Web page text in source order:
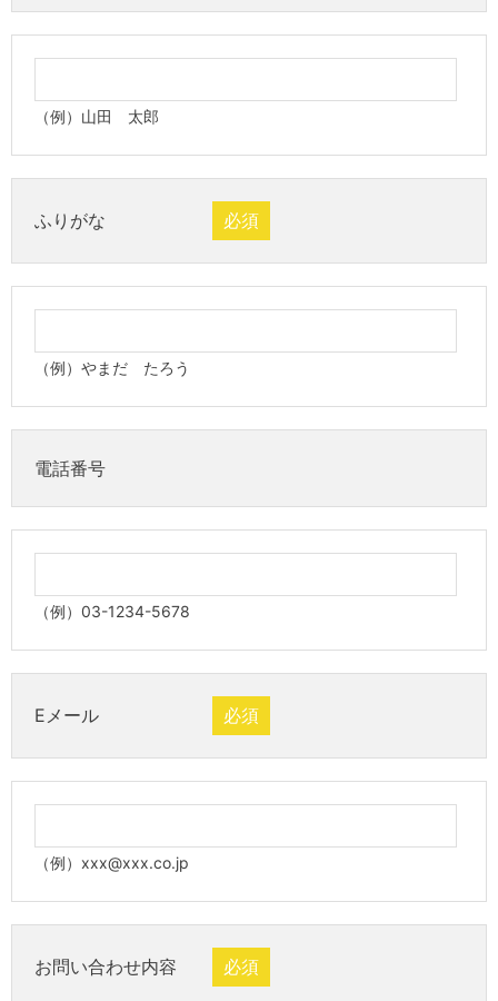
（例）山田 太郎
ふりがな 必須
（例）やまだ たろう
電話番号
（例）03-1234-5678
Eメール 必須
（例）xxx@xxx.co.jp
お問い合わせ内容 必須